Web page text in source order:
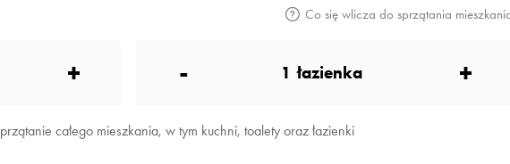
Co się wlicza do sprzątania
+ - 1 łazienka +
całego mieszkania, w tym kuchni, toalety oraz łazienki